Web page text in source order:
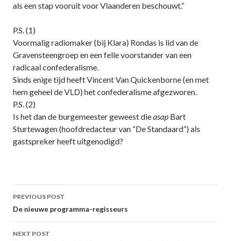
als een stap vooruit voor Vlaanderen beschouwt.”
P.S. (1)
Voormalig radiomaker (bij Klara) Rondas is lid van de
Gravensteengroep en een felle voorstander van een
radicaal confederalisme.
Sinds enige tijd heeft Vincent Van Quickenborne (en met
hem geheel de VLD) het confederalisme afgezworen.
P.S. (2)
Is het dan de burgemeester geweest dieasap Bart
Sturtewagen (hoofdredacteur van “De Standaard”) als
gastspreker heeft uitgenodigd?
Post
navigation
PREVIOUS POST
De nieuwe programma-regisseurs
NEXT POST